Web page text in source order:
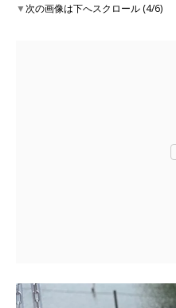
▼次の画像は下へスクロール (4/6)